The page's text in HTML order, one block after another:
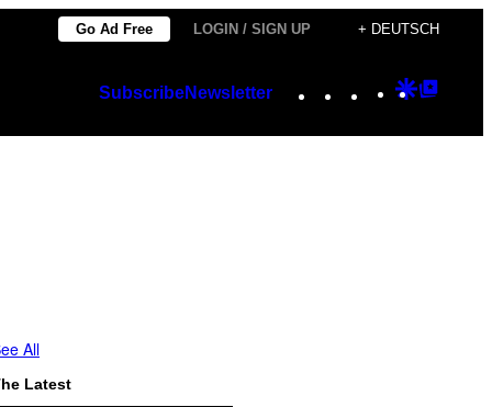
Go Ad Free LOGIN / SIGN UP + DEUTSCH
SubscribeNewsletter Instagram
TikTok
YouTube
Google
All
Latest